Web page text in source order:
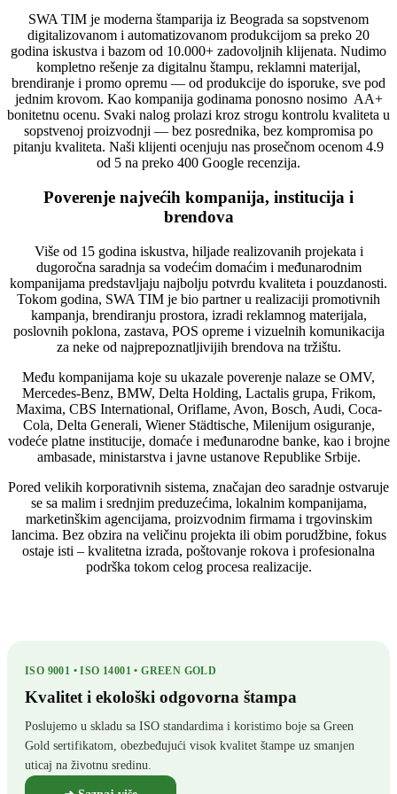
SWA TIM je moderna štamparija iz Beograda sa sopstvenom
digitalizovanom i automatizovanom produkcijom sa preko 20
godina iskustva i bazom od 10.000+ zadovoljnih klijenata. Nudimo
kompletno rešenje za digitalnu štampu, reklamni materijal,
brendiranje i promo opremu — od produkcije do isporuke, sve pod
jednim krovom. Kao kompanija godinama ponosno nosimo AA+
bonitetnu ocenu. Svaki nalog prolazi kroz strogu kontrolu kvaliteta u
sopstvenoj proizvodnji — bez posrednika, bez kompromisa po
pitanju kvaliteta. Naši klijenti ocenjuju nas prosečnom ocenom 4.9
od 5 na preko 400 Google recenzija.
Poverenje najvećih kompanija, institucija i
brendova
Više od 15 godina iskustva, hiljade realizovanih projekata i
dugoročna saradnja sa vodećim domaćim i međunarodnim
kompanijama predstavljaju najbolju potvrdu kvaliteta i pouzdanosti.
Tokom godina, SWA TIM je bio partner u realizaciji promotivnih
kampanja, brendiranju prostora, izradi reklamnog materijala,
poslovnih poklona, zastava, POS opreme i vizuelnih komunikacija
za neke od najprepoznatljivijih brendova na tržištu.
Među kompanijama koje su ukazale poverenje nalaze se OMV,
Mercedes-Benz, BMW, Delta Holding, Lactalis grupa, Frikom,
Maxima, CBS International, Oriflame, Avon, Bosch, Audi, Coca-
Cola, Delta Generali, Wiener Städtische, Milenijum osiguranje,
vodeće platne institucije, domaće i međunarodne banke, kao i brojne
ambasade, ministarstva i javne ustanove Republike Srbije.
Pored velikih korporativnih sistema, značajan deo saradnje ostvaruje
se sa malim i srednjim preduzećima, lokalnim kompanijama,
marketinškim agencijama, proizvodnim firmama i trgovinskim
lancima. Bez obzira na veličinu projekta ili obim porudžbine, fokus
ostaje isti – kvalitetna izrada, poštovanje rokova i profesionalna
podrška tokom celog procesa realizacije.
ISO 9001 • ISO 14001 • GREEN GOLD
Kvalitet i ekološki odgovorna štampa
Poslujemo u skladu sa ISO standardima i koristimo boje sa Green
Gold sertifikatom, obezbeđujući visok kvalitet štampe uz smanjen
uticaj na životnu sredinu.